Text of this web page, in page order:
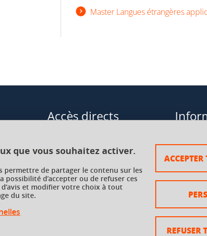
que vous souhaitez activer.
permettre de partager le contenu sur les
possibilité d’accepter ou de refuser ces
et modifier votre choix à tout
du site.
REFUSER
Master Langues étrangères
Accès directs
Enseignements transversaux à
choix (ETC)
Plan du
Crédits